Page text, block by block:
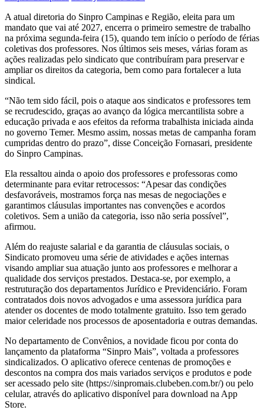
A atual diretoria do Sinpro Campinas e Região, eleita para um
mandato que vai até 2027, encerra o primeiro semestre de trabalho
na próxima segunda-feira (15), quando tem início o período de férias
coletivas dos professores. Nos últimos seis meses, várias foram as
ações realizadas pelo sindicato que contribuíram para preservar e
ampliar os direitos da categoria, bem como para fortalecer a luta
sindical.
“Não tem sido fácil, pois o ataque aos sindicatos e professores tem
se recrudescido, graças ao avanço da lógica mercantilista sobre a
educação privada e aos efeitos da reforma trabalhista iniciada ainda
no governo Temer. Mesmo assim, nossas metas de campanha foram
cumpridas dentro do prazo”, disse Conceição Fornasari, presidente
do Sinpro Campinas.
Ela ressaltou ainda o apoio dos professores e professoras como
determinante para evitar retrocessos: “Apesar das condições
desfavoráveis, mostramos força nas mesas de negociações e
garantimos cláusulas importantes nas convenções e acordos
coletivos. Sem a união da categoria, isso não seria possível”,
afirmou.
Além do reajuste salarial e da garantia de cláusulas sociais, o
Sindicato promoveu uma série de atividades e ações internas
visando ampliar sua atuação junto aos professores e melhorar a
qualidade dos serviços prestados. Destaca-se, por exemplo, a
restruturação dos departamentos Jurídico e Previdenciário. Foram
contratados dois novos advogados e uma assessora jurídica para
atender os docentes de modo totalmente gratuito. Isso tem gerado
maior celeridade nos processos de aposentadoria e outras demandas.
No departamento de Convênios, a novidade ficou por conta do
lançamento da plataforma “Sinpro Mais”, voltada a professores
sindicalizados. O aplicativo oferece centenas de promoções e
descontos na compra dos mais variados serviços e produtos e pode
ser acessado pelo site (https://sinpromais.clubeben.com.br/) ou pelo
celular, através do aplicativo disponível para download na App
Store.